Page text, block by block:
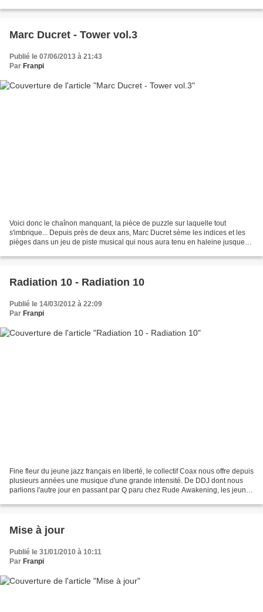
Marc Ducret - Tower vol.3
Publié le 07/06/2013 à 21:43
Par Franpi
Voici donc le chaînon manquant, la pièce de puzzle sur laquelle tout
s'imbrique... Depuis près de deux ans, Marc Ducret sème les indices et les
pièges dans un jeu de piste musical qui nous aura tenu en haleine jusque
Radiation 10 - Radiation 10
Publié le 14/03/2012 à 22:09
Par Franpi
Fine fleur du jeune jazz français en liberté, le collectif Coax nous offre depuis
plusieurs années une musique d'une grande intensité. De DDJ dont nous
parlions l'autre jour en passant par Q paru chez Rude Awakening, les jeunes
Mise à jour
Publié le 31/01/2010 à 10:11
Par Franpi